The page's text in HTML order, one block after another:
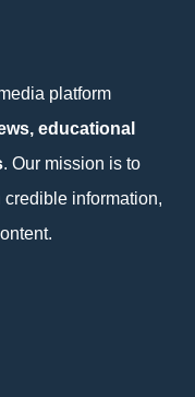
platform
educational
. Our mission is to
information,